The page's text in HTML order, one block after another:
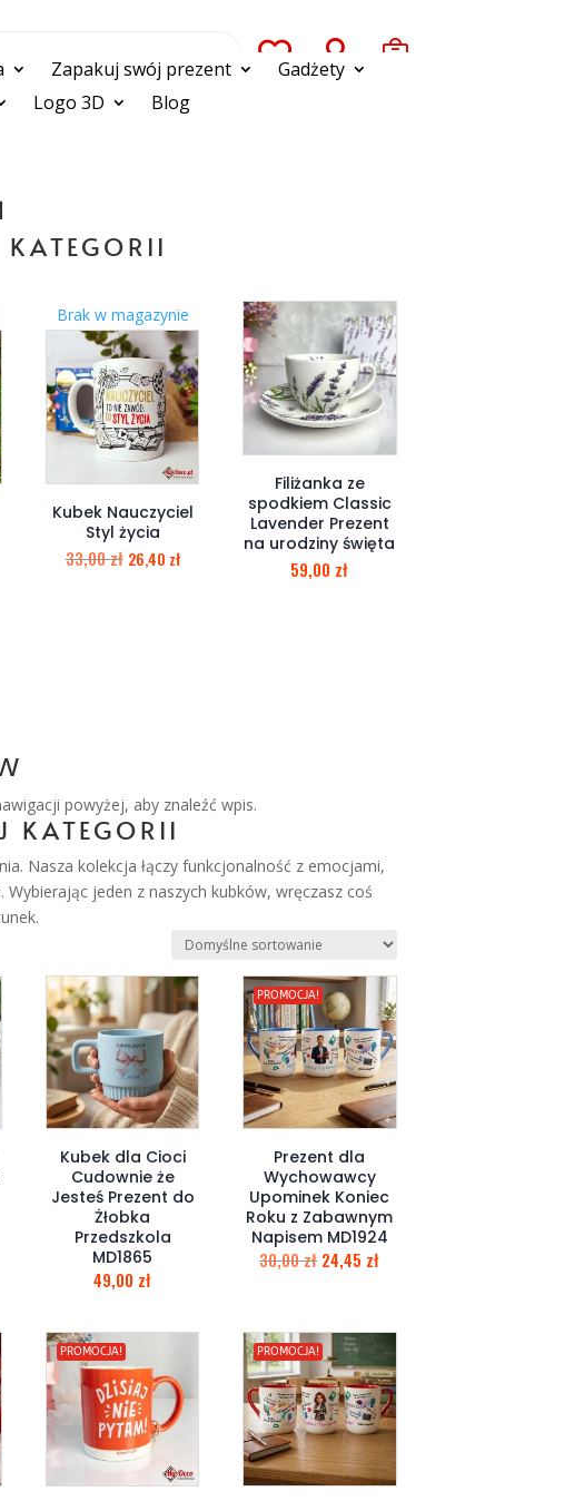
  
Zapakuj swój prezent
Gadżety
Logo 3D Blog
Brak w magazynie
Kubek Nauczyciel
Styl życia
33,00zł 26,40 zł
Filiżanka ze
spodkiem Classic
Lavender Prezent
na urodziny święta
59,00 zł
powyżej, aby znaleźć wpis.
KATEGORII
Nasza kolekcja łączy funkcjonalność z emocjami,
jeden z naszych kubków, wręczasz coś
Kubek dla Cioci
Cudownie że
Jesteś Prezent do
Żłobka
Przedszkola
MD1865
49,00 zł
PROMOCJA!
Prezent dla
Wychowawcy
Upominek Koniec
Roku z Zabawnym
Napisem MD1924
30,00zł 24,45 zł
PROMOCJA! PROMOCJA!